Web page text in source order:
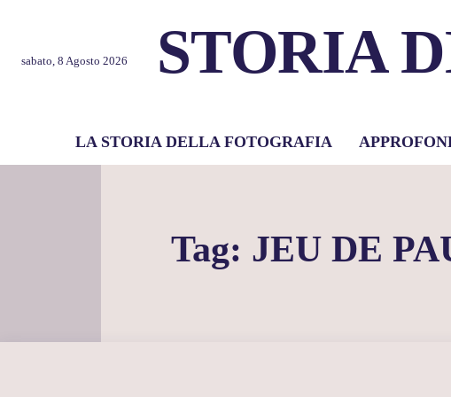
sabato, 8 Agosto 2026 STORIA
LA STORIA DELLA FOTOGRAFIA
Tag: JEU DE